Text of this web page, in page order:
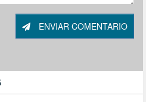
ENVIAR COMENTARIO